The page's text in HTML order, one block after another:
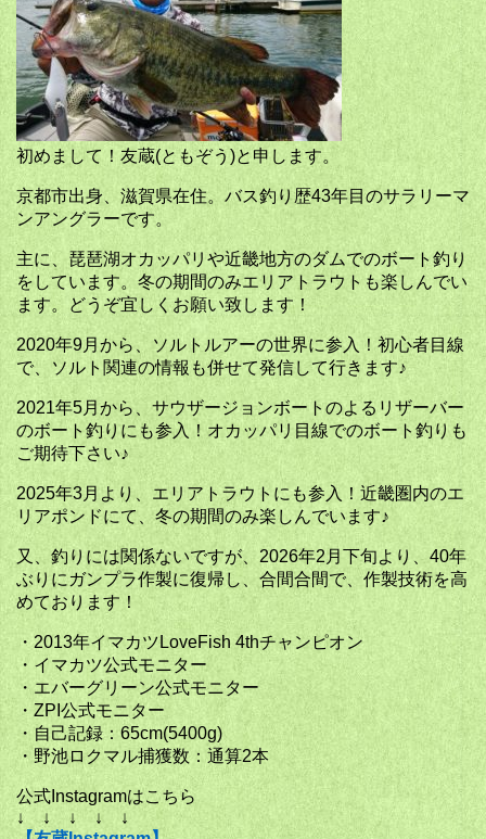
初めまして！友蔵(ともぞう)と申します。
京都市出身、滋賀県在住。バス釣り歴43年目のサラリーマ
ンアングラーです。
主に、琵琶湖オカッパリや近畿地方のダムでのボート釣り
をしています。冬の期間のみエリアトラウトも楽しんでい
ます。どうぞ宜しくお願い致します！
2020年9月から、ソルトルアーの世界に参入！初心者目線
で、ソルト関連の情報も併せて発信して行きます♪
2021年5月から、サウザージョンボートのよるリザーバー
のボート釣りにも参入！オカッパリ目線でのボート釣りも
ご期待下さい♪
2025年3月より、エリアトラウトにも参入！近畿圏内のエ
リアポンドにて、冬の期間のみ楽しんでいます♪
又、釣りには関係ないですが、2026年2月下旬より、40年
ぶりにガンプラ作製に復帰し、合間合間で、作製技術を高
めております！
・2013年イマカツLoveFish 4thチャンピオン
・イマカツ公式モニター
・エバーグリーン公式モニター
・ZPI公式モニター
・自己記録：65cm(5400g)
・野池ロクマル捕獲数：通算2本
公式Instagramはこちら
↓ ↓ ↓ ↓ ↓